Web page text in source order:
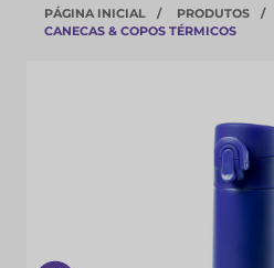
PÁGINA INICIAL PRODUTOS
CANECAS & COPOS TÉRMICOS